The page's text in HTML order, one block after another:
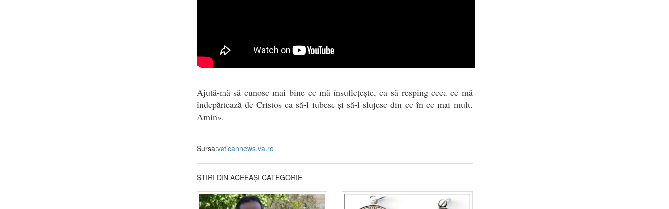
Ajută-mă să cunosc mai bine ce mă însuflețește, ca să resping ceea ce mă
îndepărtează de Cristos ca să-l iubesc și să-l slujesc din ce în ce mai mult.
Amin».
Sursa:vaticannews.va.ro
ȘTIRI DIN ACEEAȘI CATEGORIE